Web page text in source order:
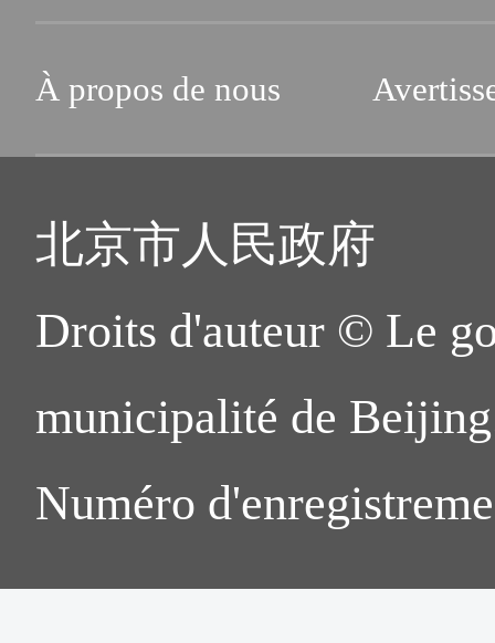
À propos de nous
北京市人民政府
Droits d'auteur © Le
municipalité de
Numéro